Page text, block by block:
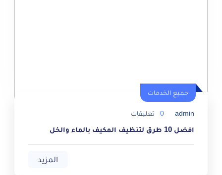
جميع الخدمات
admin
0 تعليقات
افضل 10 طرق لتنظيف المكيف بالماء والخل
المزيد